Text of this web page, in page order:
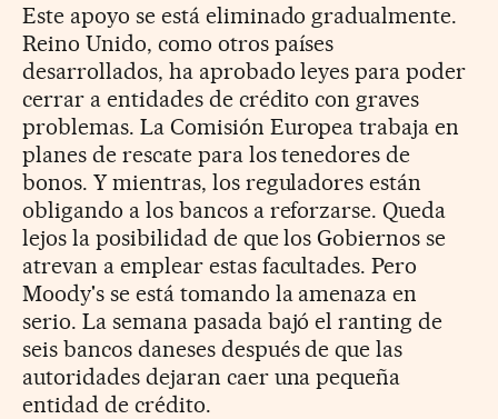
Este apoyo se está eliminado gradualmente.
Reino Unido, como otros países
desarrollados, ha aprobado leyes para poder
cerrar a entidades de crédito con graves
problemas. La Comisión Europea trabaja en
planes de rescate para los tenedores de
bonos. Y mientras, los reguladores están
obligando a los bancos a reforzarse. Queda
lejos la posibilidad de que los Gobiernos se
atrevan a emplear estas facultades. Pero
Moody's se está tomando la amenaza en
serio. La semana pasada bajó el ranting de
seis bancos daneses después de que las
autoridades dejaran caer una pequeña
entidad de crédito.